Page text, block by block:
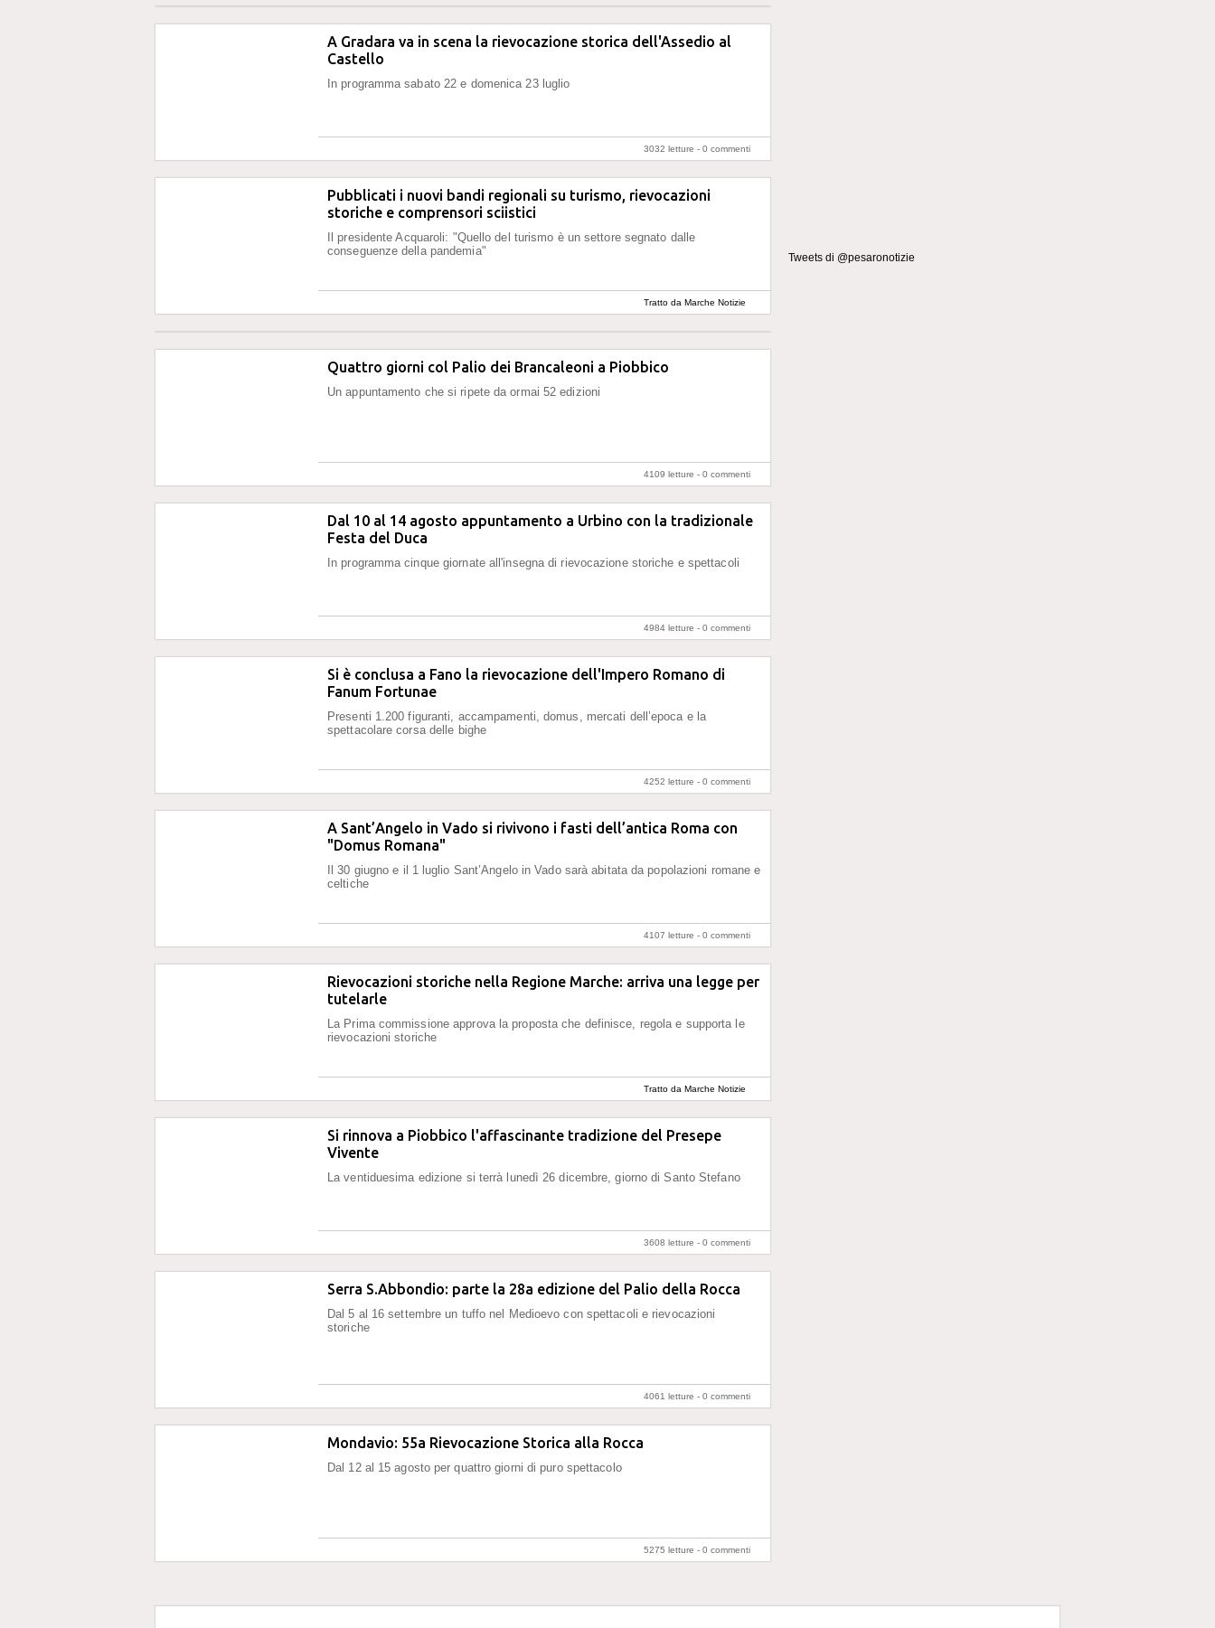
A Gradara va in scena la rievocazione storica dell'Assedio al
Castello
In programma sabato 22 e domenica 23 luglio
3032 letture - 0 commenti
Pubblicati i nuovi bandi regionali su turismo, rievocazioni
storiche e comprensori sciistici
Il presidente Acquaroli: "Quello del turismo è un settore segnato dalle
conseguenze della pandemia"
Tratto da Marche Notizie
Quattro giorni col Palio dei Brancaleoni a Piobbico
Un appuntamento che si ripete da ormai 52 edizioni
4109 letture - 0 commenti
Dal 10 al 14 agosto appuntamento a Urbino con la tradizionale
Festa del Duca
In programma cinque giornate all'insegna di rievocazione storiche e spettacoli
4984 letture - 0 commenti
Si è conclusa a Fano la rievocazione dell'Impero Romano di
Fanum Fortunae
Presenti 1.200 figuranti, accampamenti, domus, mercati dell’epoca e la
spettacolare corsa delle bighe
4252 letture - 0 commenti
A Sant’Angelo in Vado si rivivono i fasti dell’antica Roma con
"Domus Romana"
Il 30 giugno e il 1 luglio Sant’Angelo in Vado sarà abitata da popolazioni romane e
celtiche
4107 letture - 0 commenti
Rievocazioni storiche nella Regione Marche: arriva una legge per
tutelarle
La Prima commissione approva la proposta che definisce, regola e supporta le
rievocazioni storiche
Tratto da Marche Notizie
Si rinnova a Piobbico l'affascinante tradizione del Presepe
Vivente
La ventiduesima edizione si terrà lunedì 26 dicembre, giorno di Santo Stefano
3608 letture - 0 commenti
Serra S.Abbondio: parte la 28a edizione del Palio della Rocca
Dal 5 al 16 settembre un tuffo nel Medioevo con spettacoli e rievocazioni
storiche
4061 letture - 0 commenti
Mondavio: 55a Rievocazione Storica alla Rocca
Dal 12 al 15 agosto per quattro giorni di puro spettacolo
5275 letture - 0 commenti
Tweets di @pesaronotizie